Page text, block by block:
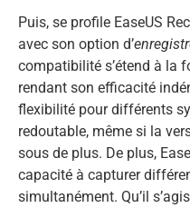
Puis, se profile EaseUS
avec son option d’
compatibilité s’étend à la
rendant son efficacité
flexibilité pour différents
redoutable, même si la
sous de plus. De plus,
capacité à capturer
simultanément. Qu’il